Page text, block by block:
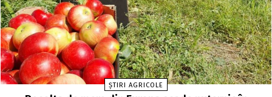
ȘTIRI AGRICOLE